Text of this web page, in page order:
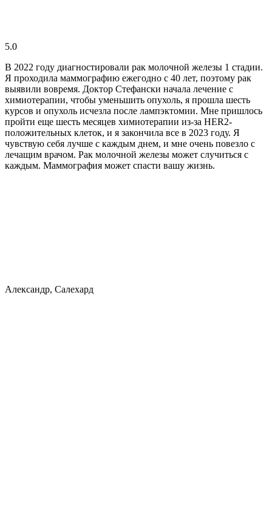
5.0
В 2022 году диагностировали рак молочной железы 1 стадии.
Я проходила маммографию ежегодно с 40 лет, поэтому рак
выявили вовремя. Доктор Стефански начала лечение с
химиотерапии, чтобы уменьшить опухоль, я прошла шесть
курсов и опухоль исчезла после лампэктомии. Мне пришлось
пройти еще шесть месяцев химиотерапии из-за HER2-
положительных клеток, и я закончила все в 2023 году. Я
чувствую себя лучше с каждым днем, и мне очень повезло с
лечащим врачом. Рак молочной железы может случиться с
каждым. Маммография может спасти вашу жизнь.
Александр, Салехард